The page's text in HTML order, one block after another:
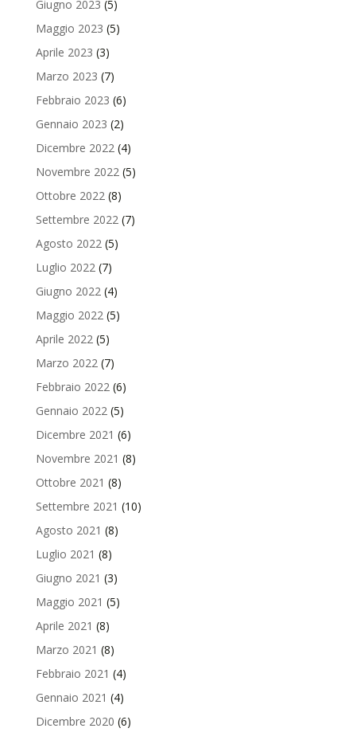
Giugno 2023 (5)
Maggio 2023 (5)
Aprile 2023 (3)
Marzo 2023 (7)
Febbraio 2023 (6)
Gennaio 2023 (2)
Dicembre 2022 (4)
Novembre 2022 (5)
Ottobre 2022 (8)
Settembre 2022 (7)
Agosto 2022 (5)
Luglio 2022 (7)
Giugno 2022 (4)
Maggio 2022 (5)
Aprile 2022 (5)
Marzo 2022 (7)
Febbraio 2022 (6)
Gennaio 2022 (5)
Dicembre 2021 (6)
Novembre 2021 (8)
Ottobre 2021 (8)
Settembre 2021 (10)
Agosto 2021 (8)
Luglio 2021 (8)
Giugno 2021 (3)
Maggio 2021 (5)
Aprile 2021 (8)
Marzo 2021 (8)
Febbraio 2021 (4)
Gennaio 2021 (4)
Dicembre 2020 (6)